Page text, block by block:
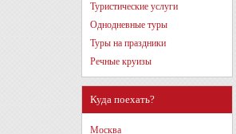
Туристические услуги
Однодневные туры
Туры на праздники
Речные круизы
Куда поехать?
Москва